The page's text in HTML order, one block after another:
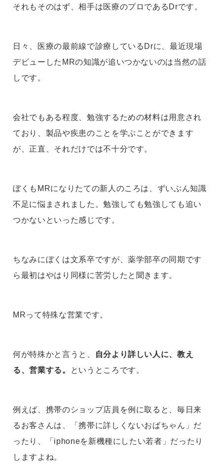
それもそのはず、相手は医療のプロであるDrです。
日々、医療の最前線で診療しているDrに、最近現場
デビューしたMRの知識が追いつかないのは当然の話
しです。
会社でもある程度、勉強するための材料は用意され
ており、製品や疾患のことを学ぶことができます
が、正直、それだけでは不十分です。
ぼくもMRになりたての新人のころは、ずいぶん知識
不足に悩まされました。勉強しても勉強しても追い
つかないといった感じです。
ちなみにぼくは文系卒ですが、薬学部卒の同期です
ら最初はやはり同様に苦労したと聞きます。
MRって特殊な営業です。
何が特殊かと言うと、
自分より詳しい人に、教え
る、営業する。
というところです。
例えば、携帯のショップ店員を例に取ると、毎日来
るお客さんは、「携帯に詳しくないおばちゃん」だ
ったり、「iphoneを新機種にしたい若者」だったり
しますよね。